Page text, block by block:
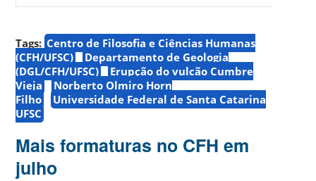
Tags: Centro de Filosofia e Ciências Humanas
(CFH/UFSC)
Departamento de Geologia
(DGL/CFH/UFSC)
Erupção do vulcão Cumbre
Vieja
Norberto Olmiro Horn
Filho
Universidade Federal de Santa Catarina
UFSC
Mais formaturas no CFH em
julho